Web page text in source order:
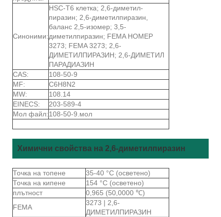
Синоними:
HSC-T6 клетка; 2,6-диметил-
пиразин; 2,6-диметилпиразин,
баланс 2,5-изомер; 3,5-
диметилпиразин; FEMA НОМЕР
3273; FEMA 3273; 2,6-
ДИМЕТИЛПИРАЗИН; 2,6-ДИМЕТИЛ
ПАРАДИАЗИН
CAS:
108-50-9
MF:
C6H8N2
MW:
108.14
EINECS:
203-589-4
Мол файл:108-50-9.мол
Химични свойства на 2,6-диметилпиразин
Точка на топене
35-40 °C (осветено)
Точка на кипене
154 °C (осветено)
плътност
0,965 (50,0000 ℃)
FEMA
3273 | 2,6-
ДИМЕТИЛПИРАЗИН